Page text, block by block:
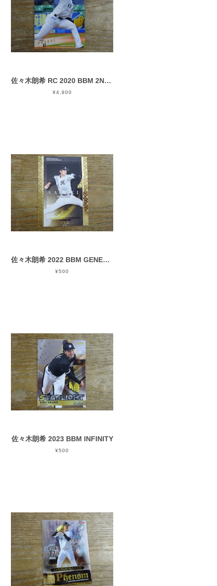
佐々木朗希 RC 2020 BBM 2ND VERSION
¥4,900
佐々木朗希 2022 BBM GENESIS
¥500
佐々木朗希 2023 BBM INFINITY
¥500